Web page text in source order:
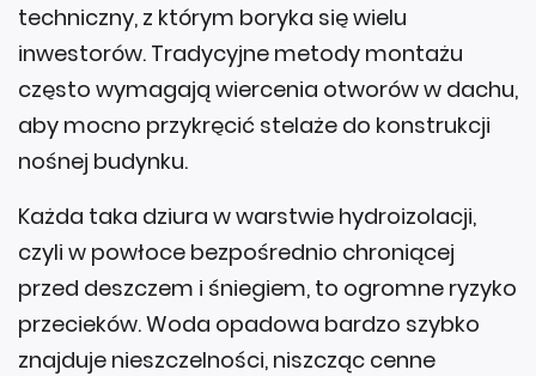
techniczny, z którym boryka się wielu
inwestorów. Tradycyjne metody montażu
często wymagają wiercenia otworów w dachu,
aby mocno przykręcić stelaże do konstrukcji
nośnej budynku.
Każda taka dziura w warstwie hydroizolacji,
czyli w powłoce bezpośrednio chroniącej
przed deszczem i śniegiem, to ogromne ryzyko
przecieków. Woda opadowa bardzo szybko
znajduje nieszczelności, niszcząc cenne